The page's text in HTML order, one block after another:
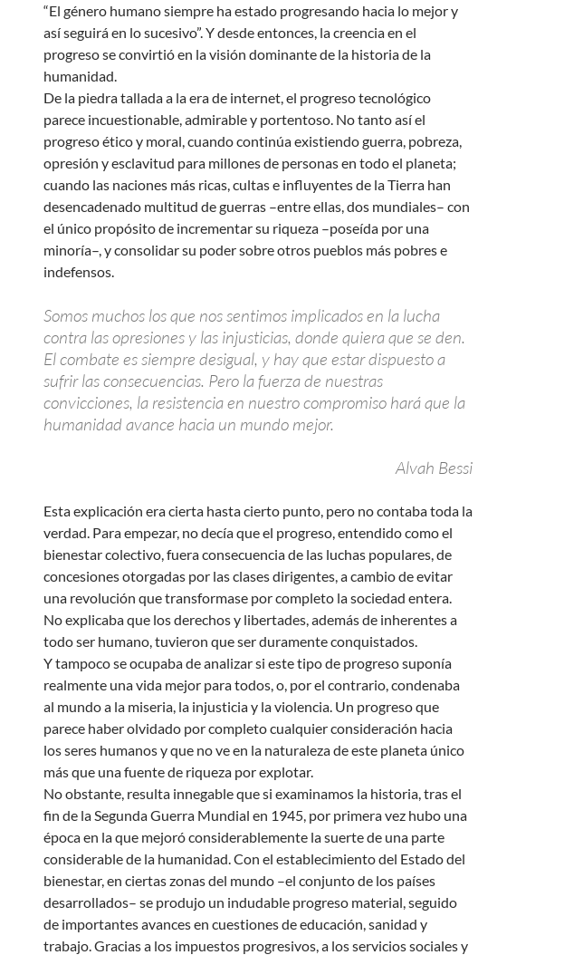
“El género humano siempre ha estado progresando hacia lo mejor y
así seguirá en lo sucesivo”. Y desde entonces, la creencia en el
progreso se convirtió en la visión dominante de la historia de la
humanidad.
De la piedra tallada a la era de internet, el progreso tecnológico
parece incuestionable, admirable y portentoso. No tanto así el
progreso ético y moral, cuando continúa existiendo guerra, pobreza,
opresión y esclavitud para millones de personas en todo el planeta;
cuando las naciones más ricas, cultas e influyentes de la Tierra han
desencadenado multitud de guerras –entre ellas, dos mundiales– con
el único propósito de incrementar su riqueza –poseída por una
minoría–, y consolidar su poder sobre otros pueblos más pobres e
indefensos.
Somos muchos los que nos sentimos implicados en la lucha
contra las opresiones y las injusticias, donde quiera que se den.
El combate es siempre desigual, y hay que estar dispuesto a
sufrir las consecuencias. Pero la fuerza de nuestras
convicciones, la resistencia en nuestro compromiso hará que la
humanidad avance hacia un mundo mejor.
Alvah Bessi
Esta explicación era cierta hasta cierto punto, pero no contaba toda la
verdad. Para empezar, no decía que el progreso, entendido como el
bienestar colectivo, fuera consecuencia de las luchas populares, de
concesiones otorgadas por las clases dirigentes, a cambio de evitar
una revolución que transformase por completo la sociedad entera.
No explicaba que los derechos y libertades, además de inherentes a
todo ser humano, tuvieron que ser duramente conquistados.
Y tampoco se ocupaba de analizar si este tipo de progreso suponía
realmente una vida mejor para todos, o, por el contrario, condenaba
al mundo a la miseria, la injusticia y la violencia. Un progreso que
parece haber olvidado por completo cualquier consideración hacia
los seres humanos y que no ve en la naturaleza de este planeta único
más que una fuente de riqueza por explotar.
No obstante, resulta innegable que si examinamos la historia, tras el
fin de la Segunda Guerra Mundial en 1945, por primera vez hubo una
época en la que mejoró considerablemente la suerte de una parte
considerable de la humanidad. Con el establecimiento del Estado del
bienestar, en ciertas zonas del mundo –el conjunto de los países
desarrollados– se produjo un indudable progreso material, seguido
de importantes avances en cuestiones de educación, sanidad y
trabajo. Gracias a los impuestos progresivos, a los servicios sociales y